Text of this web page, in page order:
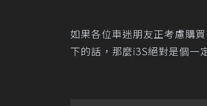
如果各位車迷朋友正考慮購
下的話，那麼i3S絕對是個一